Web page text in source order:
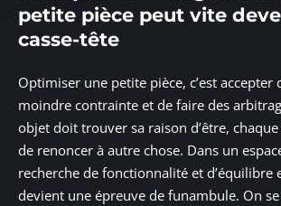
petite pièce peut vite
casse-tête
Optimiser une petite pièce, c’est accepter
moindre contrainte et de faire des
objet doit trouver sa raison d’être,
de renoncer à autre chose. Dans un
recherche de fonctionnalité et d’équilibre
devient une épreuve de funambule. On